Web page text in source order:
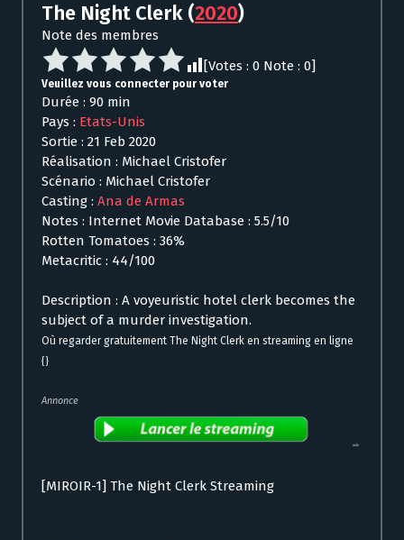
The Night Clerk (2020)
Note des membres
[Votes : 0 Note : 0]
Veuillez vous connecter pour voter
Durée : 90 min
Pays : Etats-Unis
Sortie : 21 Feb 2020
Réalisation : Michael Cristofer
Scénario : Michael Cristofer
Casting : Ana de Armas
Notes : Internet Movie Database : 5.5/10
Rotten Tomatoes : 36%
Metacritic : 44/100
Description : A voyeuristic hotel clerk becomes the
subject of a murder investigation.
Où regarder gratuitement The Night Clerk en streaming en ligne
{}
Annonce
[MIROIR-1] The Night Clerk Streaming